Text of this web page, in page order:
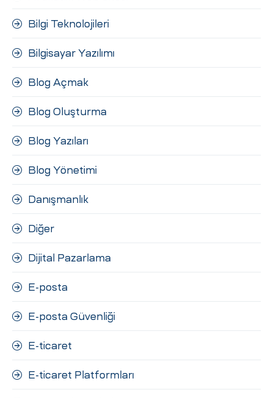
Bilgi Teknolojileri
Bilgisayar Yazılımı
Blog Açmak
Blog Oluşturma
Blog Yazıları
Blog Yönetimi
Danışmanlık
Diğer
Dijital Pazarlama
E-posta
E-posta Güvenliği
E-ticaret
E-ticaret Platformları